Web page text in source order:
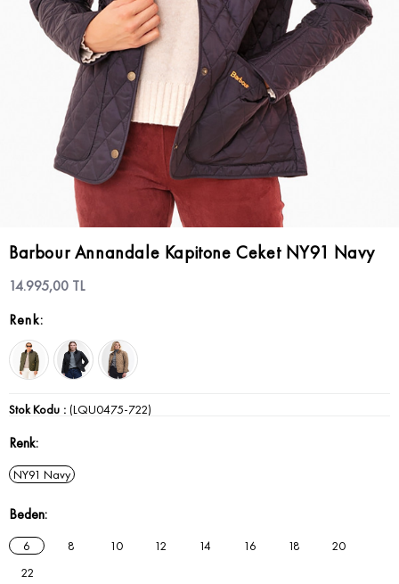
Barbour Annandale Kapitone Ceket NY91 Navy
14.995,00 TL
Stok Kodu (LQU0475-722)
Renk
NY91 Navy
Beden
6 8 10 12 14 16 18
20
22